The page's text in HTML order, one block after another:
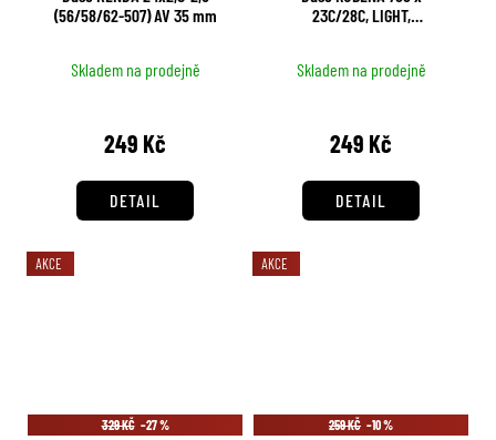
(56/58/62-507) AV 35 mm
Skladem na prodejně
249 Kč
DETAIL
23C/28C, LIGHT,
Skladem na prodejně
249 Kč
DETAIL
AKCE
329 KČ –27 %
AKCE
259 KČ –10 %